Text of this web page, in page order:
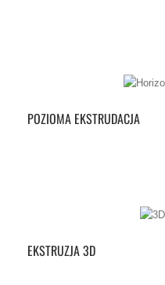
POZIOMA EKSTRUDACJA
EKSTRUZJA 3D